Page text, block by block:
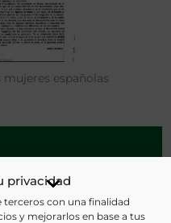
privacidad
terceros con una finalidad
y mejorarlos en base a tus
mujeres españolas